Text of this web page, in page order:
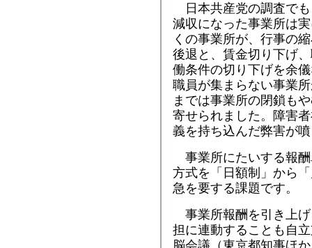
日本共産党の調査で
減収になった事業所は
くの事業所が、行事の
後退と、賃金切り下げ
働条件の切り下げを余
職員が集まらない事業
までは事業所の閉鎖も
寄せられました。障害
義を持ち込んだ弊害が
事業所にたいする報
方式を「日額制」から
急を要する課題です。
事業所報酬を引き上
担に連動することも自
脳会議（東京都知事ほ